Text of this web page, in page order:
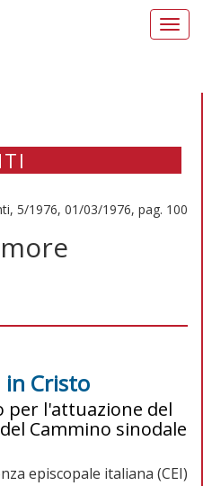
5/1976, 01/03/1976, pag. 100
in Cristo
per l'attuazione del
Cammino sinodale
episcopale italiana (CEI)